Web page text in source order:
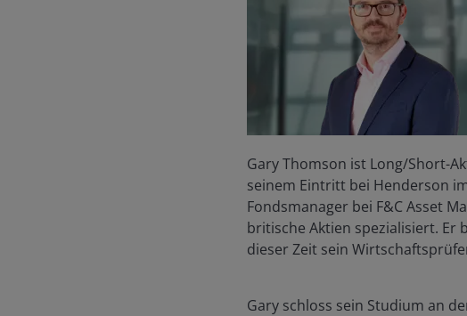
Gary Thomson ist Long/Short-
seinem Eintritt bei Henderson
Fondsmanager bei F&C Asset
britische Aktien spezialisiert. Er
dieser Zeit sein
Gary schloss sein Studium an